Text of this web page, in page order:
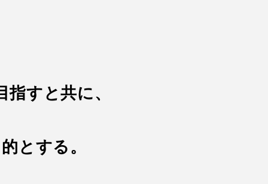
すと共に、
とする。